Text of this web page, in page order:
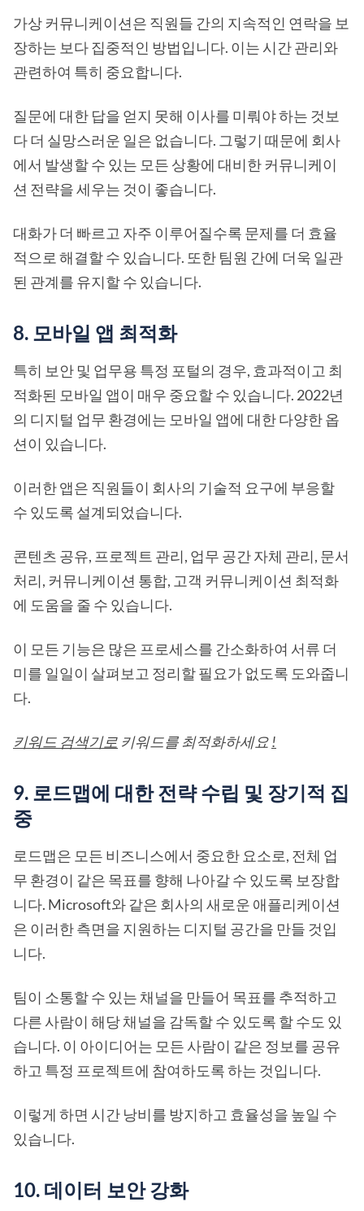
가상 커뮤니케이션은 직원들 간의 지속적인 연락을 보
장하는 보다 집중적인 방법입니다. 이는 시간 관리와
관련하여 특히 중요합니다.
질문에 대한 답을 얻지 못해 이사를 미뤄야 하는 것보
다 더 실망스러운 일은 없습니다. 그렇기 때문에 회사
에서 발생할 수 있는 모든 상황에 대비한 커뮤니케이
션 전략을 세우는 것이 좋습니다.
대화가 더 빠르고 자주 이루어질수록 문제를 더 효율
적으로 해결할 수 있습니다. 또한 팀원 간에 더욱 일관
된 관계를 유지할 수 있습니다.
8. 모바일 앱 최적화
특히 보안 및 업무용 특정 포털의 경우, 효과적이고 최
적화된 모바일 앱이 매우 중요할 수 있습니다. 2022년
의 디지털 업무 환경에는 모바일 앱에 대한 다양한 옵
션이 있습니다.
이러한 앱은 직원들이 회사의 기술적 요구에 부응할
수 있도록 설계되었습니다.
콘텐츠 공유, 프로젝트 관리, 업무 공간 자체 관리, 문서
처리, 커뮤니케이션 통합, 고객 커뮤니케이션 최적화
에 도움을 줄 수 있습니다.
이 모든 기능은 많은 프로세스를 간소화하여 서류 더
미를 일일이 살펴보고 정리할 필요가 없도록 도와줍니
다.
키워드 검색기로 키워드를 최적화하세요!
9. 로드맵에 대한 전략 수립 및 장기적 집
중
로드맵은 모든 비즈니스에서 중요한 요소로, 전체 업
무 환경이 같은 목표를 향해 나아갈 수 있도록 보장합
니다. Microsoft와 같은 회사의 새로운 애플리케이션
은 이러한 측면을 지원하는 디지털 공간을 만들 것입
니다.
팀이 소통할 수 있는 채널을 만들어 목표를 추적하고
다른 사람이 해당 채널을 감독할 수 있도록 할 수도 있
습니다. 이 아이디어는 모든 사람이 같은 정보를 공유
하고 특정 프로젝트에 참여하도록 하는 것입니다.
이렇게 하면 시간 낭비를 방지하고 효율성을 높일 수
있습니다.
10. 데이터 보안 강화